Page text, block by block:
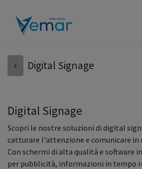
Digital Signage
Digital Signage
Scopri le nostre soluzioni di digital
catturare l'attenzione e comunicare in
Con schermi di alta qualità e software
per pubblicità, informazioni in tempo